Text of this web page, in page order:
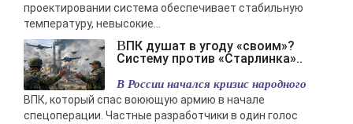
проектировании система обеспечивает стабильную
температуру, невысокие...
ВПК душат в угоду «своим»?
Систему против «Старлинка»..
В России начался кризис народного
ВПК, который спас воюющую армию в начале
спецоперации. Частные разработчики в один голос